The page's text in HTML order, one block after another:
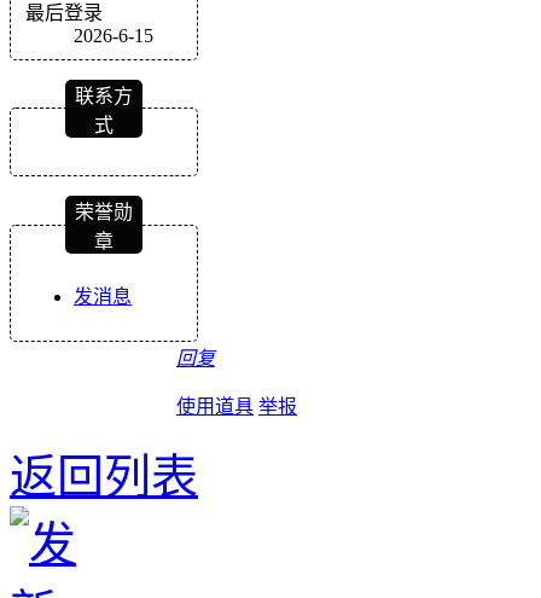
最后登录
2026-6-15
联系方
式
荣誉勋
章
发消息
回复
使用道具 举报
返回列表